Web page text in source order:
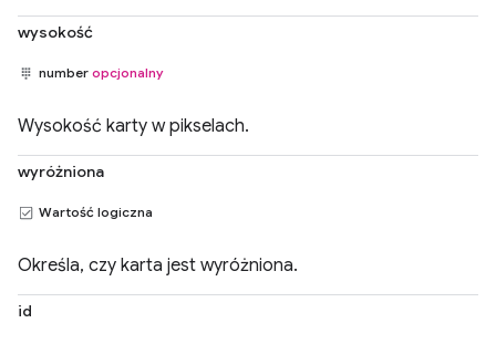
wysokość
number opcjonalny
Wysokość karty w pikselach.
wyróżniona
Wartość logiczna
Określa, czy karta jest wyróżniona.
id